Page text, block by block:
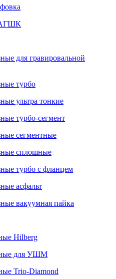
АГШК
для гравировальной
турбо
ультра тонкие
турбо-сегмент
сегментные
сплошные
турбо с фланцем
асфальт
вакуумная пайка
Hilberg
для УШМ
Trio-Diamond